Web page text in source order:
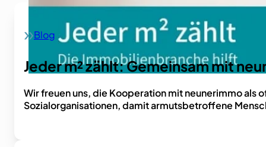
Home
Blog
Jeder m² zählt: Gemeinsam mit
Wir freuen uns, die Kooperation mit neunerimmo
Sozialorganisationen, damit armutsbetroffene